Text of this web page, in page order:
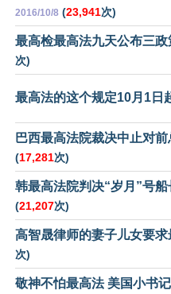
2016/10/8 (23,941次)
最高检最高法九天公布三政
次)
最高法的这个规定10月1日
巴西最高法院裁决中止对
(17,281次)
韩最高法院判决“岁月”号船
(21,207次)
高智晟律师的妻子儿女要
次)
敬神不怕最高法 美国小书